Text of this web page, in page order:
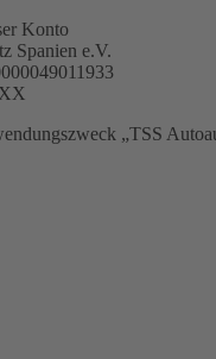
Konto
Spanien e.V.
„TSS